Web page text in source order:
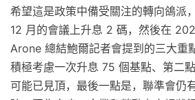
希望這是政策中備受關注的轉向鴿派
12 月的會議上升息 2 碼，然後在
Arone 總結鮑爾記者會提到的三大重
積極考慮一次升息 75 個基點、第二
可能已見頂，最後一點是，聯準會仍